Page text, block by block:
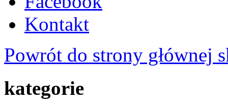
Kontakt
Powrót do strony głównej
kategorie